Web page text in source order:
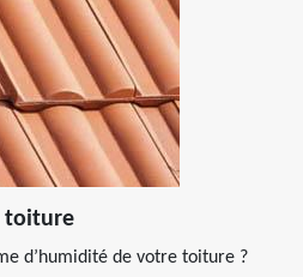
toiture
d’humidité de votre toiture ?